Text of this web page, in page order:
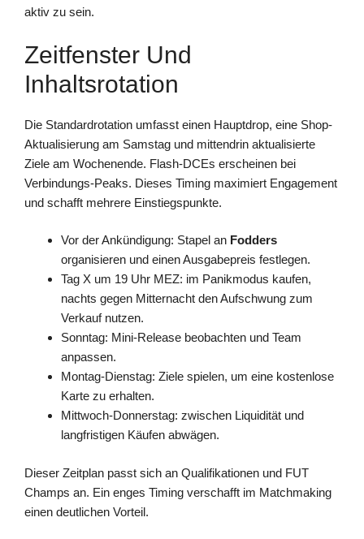
aktiv zu sein.
Zeitfenster Und
Inhaltsrotation
Die Standardrotation umfasst einen Hauptdrop, eine Shop-
Aktualisierung am Samstag und mittendrin aktualisierte
Ziele am Wochenende. Flash-DCEs erscheinen bei
Verbindungs-Peaks. Dieses Timing maximiert Engagement
und schafft mehrere Einstiegspunkte.
Vor der Ankündigung: Stapel an Fodders
organisieren und einen Ausgabepreis festlegen.
Tag X um 19 Uhr MEZ: im Panikmodus kaufen,
nachts gegen Mitternacht den Aufschwung zum
Verkauf nutzen.
Sonntag: Mini-Release beobachten und Team
anpassen.
Montag-Dienstag: Ziele spielen, um eine kostenlose
Karte zu erhalten.
Mittwoch-Donnerstag: zwischen Liquidität und
langfristigen Käufen abwägen.
Dieser Zeitplan passt sich an Qualifikationen und FUT
Champs an. Ein enges Timing verschafft im Matchmaking
einen deutlichen Vorteil.